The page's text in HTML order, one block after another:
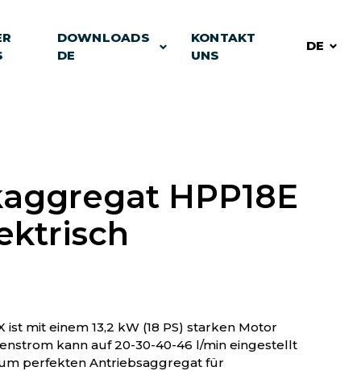
DOWNLOADS
DE
KONTAKT
UNS
DE
HPP18E
ist mit einem 13,2 kW (18 PS) starken Motor
kann auf 20-30-40-46 l/min eingestellt
perfekten Antriebsaggregat für